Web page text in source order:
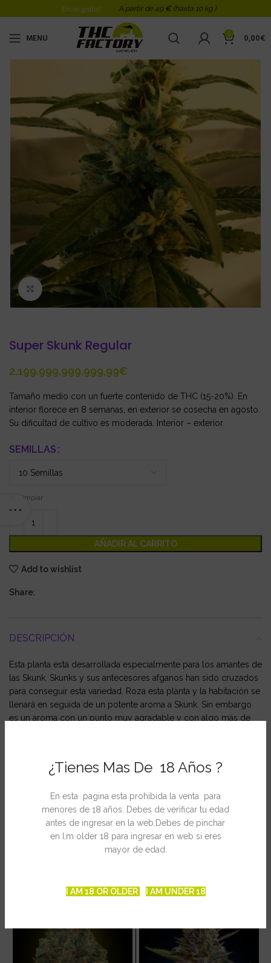
¿Tienes Mas De 18 Años ?
En esta pagina esta prohibida la venta para
menores de 18 años. Debes de verificar tu edad
antes de ingresar en la web.Debes de pinchar
en I,m older 18 para ingresar en web si eres
mayor de edad.
I AM 18 OR OLDER I AM UNDER 18
Envio gratis! A partir de 49 € (hasta 10 kg )
MENU 0 0,00€
Click to enlarge
Super Skunk Regular
€
Tamaño medio con un fuerte contenido de THC (15-20%). En
interior florece en 8 semanas, en exterior se cosecha en agosto.
Su dificultad de cultivo es moderada. Interior – exterior.
SEMILLAS
Limpiar
AÑADIR AL CARRITO
Add to wishlist
Share:
DESCRIPCIÓN
Esta planta está desarrollada especialmente para los amantes de
las Skunk. Skunks y sus antecesores afganos han sido cruzados
para conseguir esta variedad. Roza esta planta y la habitación se
llenará en seguida de un potente aroma a Skunk. Sin embargo
es un aroma con un punto muy agradable y con algo más de
INFORMACIÓN ADICIONAL